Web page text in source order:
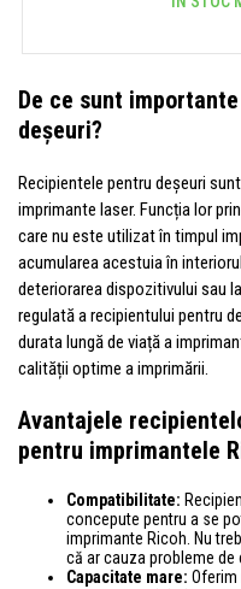
De ce sunt
deșeuri?
Recipientele pentru deșeuri
imprimante laser. Funcția lor
care nu este utilizat în timpul
acumularea acestuia în
deteriorarea dispozitivului sau
regulată a recipientului pentru
durata lungă de viață a
calității optime a imprimării.
Avantajele
pentru imprimantele
Compatibilitate:
concepute pentru a se
imprimante Ricoh. Nu
că ar cauza probleme de
Capacitate mare: